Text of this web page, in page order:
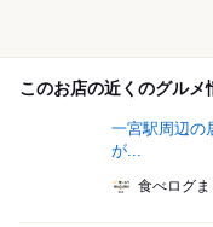
このお店の近くのグルメ
一宮駅周辺の
が...
食べログ